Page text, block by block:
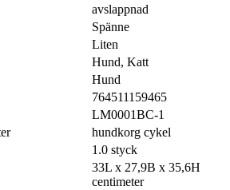
avslappnad
Spänne
Liten
Hund, Katt
Hund
764511159465
LM0001BC-1
hundkorg cykel
1.0 styck
33L x 27,9B x 35,6H
centimeter